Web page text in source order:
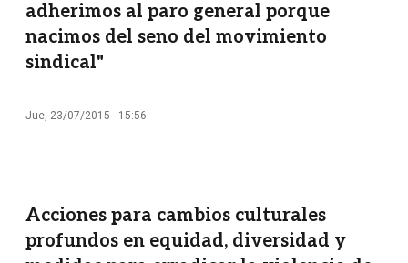
adherimos al paro general porque
nacimos del seno del movimiento
sindical"
Jue, 23/07/2015 - 15:56
Acciones para cambios culturales
profundos en equidad, diversidad y